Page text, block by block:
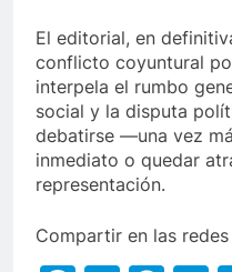
El editorial, en
conflicto coyuntural
interpela el rumbo
social y la disputa
debatirse —una vez
inmediato o quedar
representación.
Compartir en las redes